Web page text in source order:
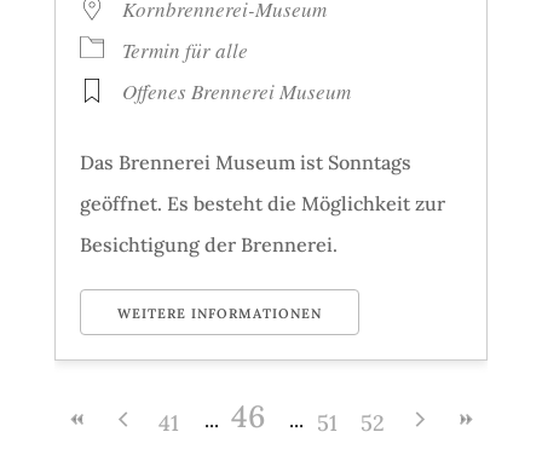
Kornbrennerei-Museum
Termin für alle
Offenes Brennerei Museum
Das Brennerei Museum ist Sonntags
geöffnet. Es besteht die Möglichkeit zur
Besichtigung der Brennerei.
WEITERE INFORMATIONEN
41 46 51 52